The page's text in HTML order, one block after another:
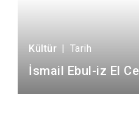
Kültür | Tarih
İsmail Ebul-iz El